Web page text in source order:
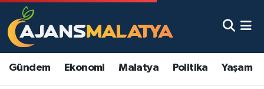
Gündem Ekonomi Malatya Politika Yaşam
Asayiş
Malatya Nöbetçi Eczaneler